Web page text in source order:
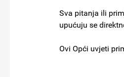
Sva pitanja ili
upućuju se
Ovi Opći uvjeti